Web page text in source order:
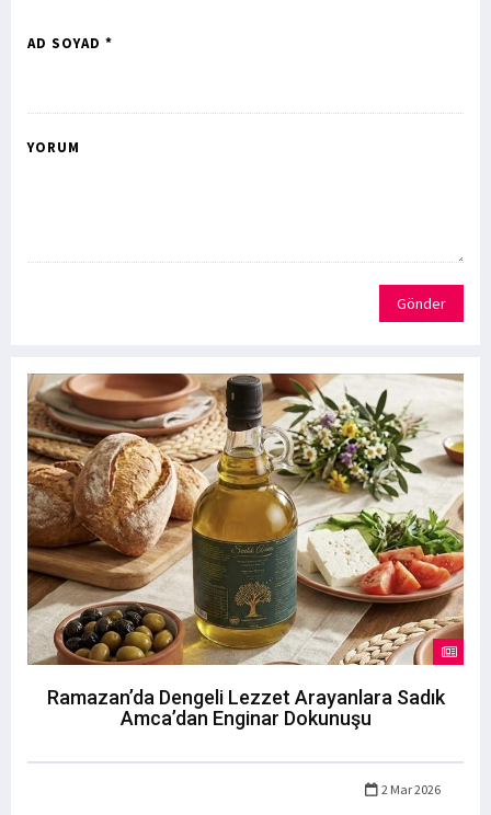
AD SOYAD *
YORUM
Gönder
Ramazan’da Dengeli Lezzet Arayanlara Sadık
Amca’dan Enginar Dokunuşu
2 Mar 2026